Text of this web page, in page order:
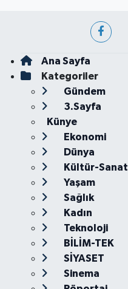
Ana Sayfa
Kategoriler
Gündem
3.Sayfa
Künye
Ekonomi
Dünya
Kültür-Sanat
Yaşam
Sağlık
Kadın
Teknoloji
BİLİM-TEK
SİYASET
Sinema